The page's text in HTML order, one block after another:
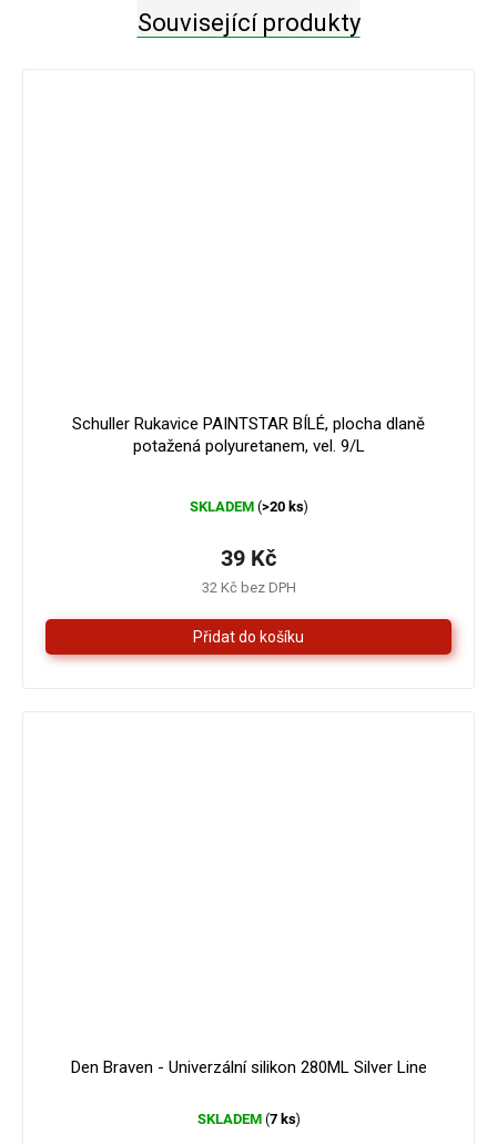
Související produkty
Schuller Rukavice PAINTSTAR BÍLÉ, plocha dlaně
potažená polyuretanem, vel. 9/L
hodnocení
je
z
5
hvězdiček.
SKLADEM (>20 ks)
32 Kč bez DPH
39 Kč
Den Braven - Univerzální silikon 280ML Silver Line
SKLADEM (7 ks)